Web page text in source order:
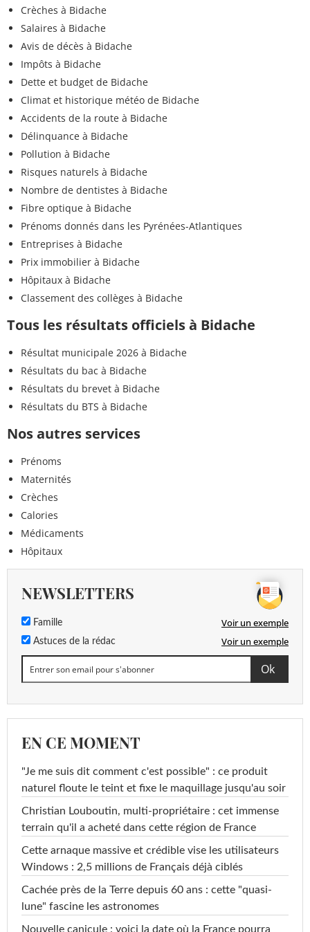
Crèches à Bidache
Salaires à Bidache
Avis de décès à Bidache
Impôts à Bidache
Dette et budget de Bidache
Climat et historique météo de Bidache
Accidents de la route à Bidache
Délinquance à Bidache
Pollution à Bidache
Risques naturels à Bidache
Nombre de dentistes à Bidache
Fibre optique à Bidache
Prénoms donnés dans les Pyrénées-Atlantiques
Entreprises à Bidache
Prix immobilier à Bidache
Hôpitaux à Bidache
Classement des collèges à Bidache
Tous les résultats officiels à Bidache
Résultat municipale 2026 à Bidache
Résultats du bac à Bidache
Résultats du brevet à Bidache
Résultats du BTS à Bidache
Nos autres services
Prénoms
Maternités
Crèches
Calories
Médicaments
Hôpitaux
NEWSLETTERS
Famille Voir un exemple
Astuces de la rédac Voir un exemple
EN CE MOMENT
"Je me suis dit comment c'est possible" : ce produit
naturel floute le teint et fixe le maquillage jusqu'au soir
Christian Louboutin, multi-propriétaire : cet immense
terrain qu'il a acheté dans cette région de France
Cette arnaque massive et crédible vise les utilisateurs
Windows : 2,5 millions de Français déjà ciblés
Cachée près de la Terre depuis 60 ans : cette "quasi-
lune" fascine les astronomes
Nouvelle canicule : voici la date où la France pourra